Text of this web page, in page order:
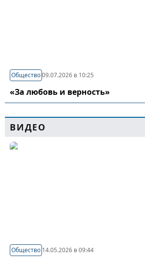
Общество09.07.2026 в 10:25
«За любовь и верность»
ВИДЕО
Общество 14.05.2026 в 09:44